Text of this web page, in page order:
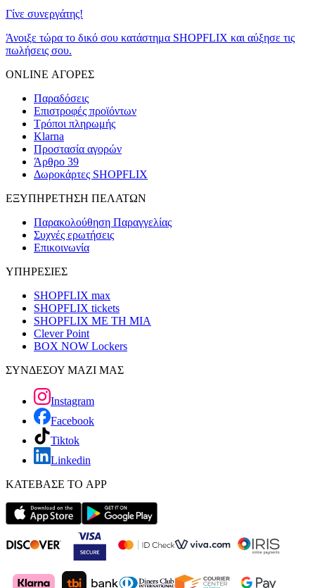
Γίνε συνεργάτης!
Άνοιξε τώρα το δικό σου κατάστημα SHOPFLIX και αύξησε τις
πωλήσεις σου.
ONLINE ΑΓΟΡΕΣ
Παραδόσεις
Επιστροφές προϊόντων
Τρόποι πληρωμής
Klarna
Προστασία αγορών
Άρθρο 39
Δωροκάρτες SHOPFLIX
ΕΞΥΠΗΡΕΤΗΣΗ ΠΕΛΑΤΩΝ
Παρακολούθηση Παραγγελίας
Συχνές ερωτήσεις
Επικοινωνία
ΥΠΗΡΕΣΙΕΣ
SHOPFLIX max
SHOPFLIX tickets
SHOPFLIX ΜΕ ΤΗ ΜΙΑ
Clever Point
BOX NOW Lockers
ΣΥΝΔΕΣΟΥ ΜΑΖΙ ΜΑΣ
Instagram
Facebook
Tiktok
Linkedin
ΚΑΤΕΒΑΣΕ ΤΟ APP